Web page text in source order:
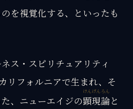
を視覚化する、といったも
ス・スピリチュアリティ
リフォルニアで生まれ、そ
、ニューエイジの顕現論
けんげんろん
と